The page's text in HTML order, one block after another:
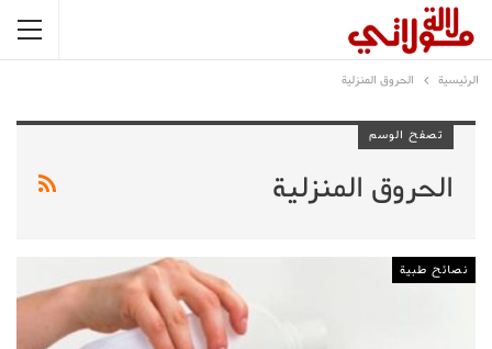
الرئيسية الحروق المنزلية
تصفح الوسم
الحروق المنزلية
نصائح طبية